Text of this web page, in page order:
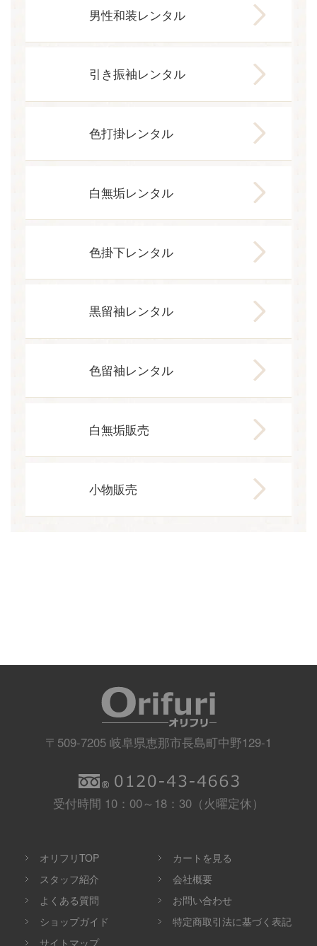
男性和装レンタル
引き振袖レンタル
色打掛レンタル
白無垢レンタル
色掛下レンタル
黒留袖レンタル
色留袖レンタル
白無垢販売
小物販売
受付時間 10：00～18：30（火曜定休）
オリフリTOP